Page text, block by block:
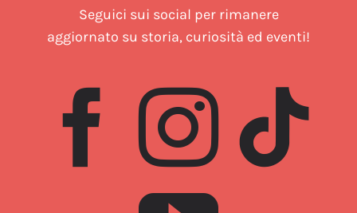
Seguici sui social per rimanere
aggiornato su storia, curiosità ed eventi!